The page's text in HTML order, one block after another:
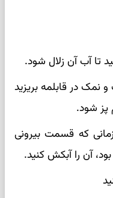
تا آب آن زلال شود.
و نمک در قابلمه بریزید
پز شود.
و زمانی که قسمت بیرونی
آن را آبکش کنید.